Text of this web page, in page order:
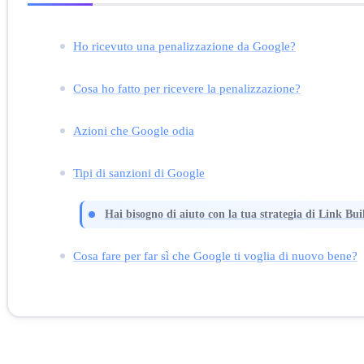
Ho ricevuto una penalizzazione da Google?
Cosa ho fatto per ricevere la penalizzazione?
Azioni che Google odia
Tipi di sanzioni di Google
Hai bisogno di aiuto con la tua strategia di Link
Cosa fare per far sì che Google ti voglia di nuovo bene?